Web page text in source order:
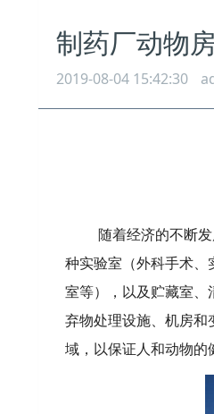
制药厂动物
2019-08-04 15:42:30
随着经济的不断
种实验室（外科手术、
室等），以及贮藏室、
弃物处理设施、机房和
域，以保证人和动物的